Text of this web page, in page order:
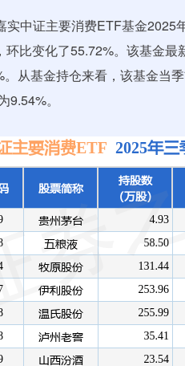
实中证主要消费ETF基金
环比变化了55.72%。该基金
从基金持仓来看，该基金当
。